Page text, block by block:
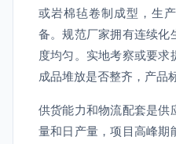
或岩棉毡卷制成型，生
备。规范厂家拥有连续化
度均匀。实地考察或要求
成品堆放是否整齐，产品
供货能力和物流配套是供
量和日产量，项目高峰期